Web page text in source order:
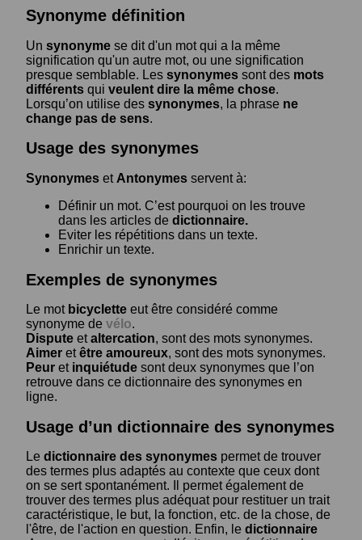
Synonyme définition
Un synonyme se dit d'un mot qui a la même
signification qu'un autre mot, ou une signification
presque semblable. Les synonymes sont des mots
différents qui veulent dire la même chose.
Lorsqu’on utilise des synonymes, la phrase ne
change pas de sens.
Usage des synonymes
Synonymes et Antonymes servent à:
Définir un mot. C’est pourquoi on les trouve
dans les articles de dictionnaire.
Eviter les répétitions dans un texte.
Enrichir un texte.
Exemples de synonymes
Le mot bicyclette eut être considéré comme
synonyme de vélo.
Dispute etaltercation, sont des mots synonymes.
Aimer etêtre amoureux, sont des mots synonymes.
Peur et inquiétude sont deux synonymes que l’on
retrouve dans ce dictionnaire des synonymes en
ligne.
Usage d’un dictionnaire des synonymes
Le dictionnaire des synonymes permet de trouver
des termes plus adaptés au contexte que ceux dont
on se sert spontanément. Il permet également de
trouver des termes plus adéquat pour restituer un trait
caractéristique, le but, la fonction, etc. de la chose, de
l'être, de l'action en question. Enfin, le dictionnaire